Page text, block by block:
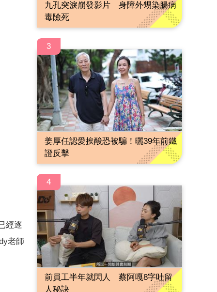
經逐
老師
九孔突淚崩發影片 身障外甥染腸病
毒險死
3
姜厚任認愛挨酸恐被騙！曬39年前鐵
證反擊
4
前員工半年就閃人 蔡阿嘎8字吐留
人秘訣